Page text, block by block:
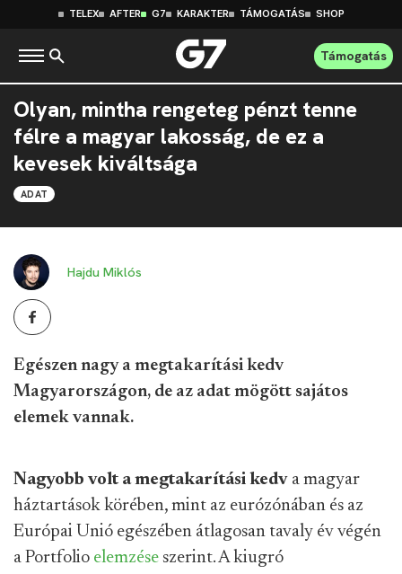
TELEX AFTER G7 KARAKTER TÁMOGATÁS SHOP
Támogatás
Olyan, mintha rengeteg pénzt tenne
félre a magyar lakosság, de ez a
kevesek kiváltsága
ADAT
Hajdu Miklós
Egészen nagy a megtakarítási kedv
Magyarországon, de az adat mögött sajátos
elemek vannak.
Nagyobb volt a megtakarítási kedv a magyar
háztartások körében, mint az eurózónában és az
Európai Unió egészében átlagosan tavaly év végén
a Portfolio elemzése szerint. A kiugró